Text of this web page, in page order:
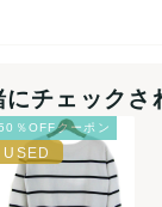
時指定ができませ
にチェックさ
％OFFクーポン